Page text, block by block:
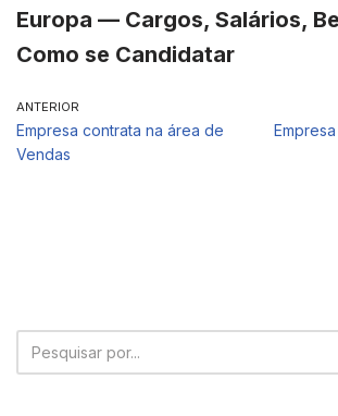
Europa — Cargos, Salários,
Como se Candidatar
ANTERIOR
Empresa contrata na área de
Vendas